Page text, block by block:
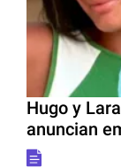
Hugo y
anuncian